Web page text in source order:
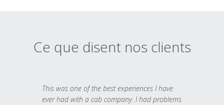
Ce que disent nos clients
This was one of the best experiences I have
ever had with a cab company. I had problems